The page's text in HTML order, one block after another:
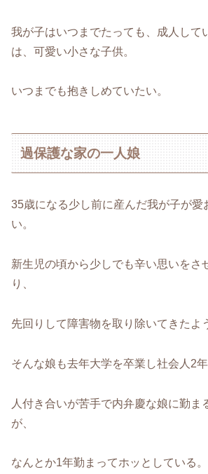
我が子はいつまでたっても、成人して
は、可愛い小さな子供。
いつまでも抱きしめていたい。
過保護な家の一人娘
35歳になる少し前に産んだ我が子が愛
い。
新生児の頃から少しでも辛い思いをさ
り、
先回りして障害物を取り除いてきたよ
そんな娘も去年大学を卒業し社会人2年
人付き合いが苦手で内弁慶な娘に勤ま
が、
なんとか1年勤まってホッとしている。